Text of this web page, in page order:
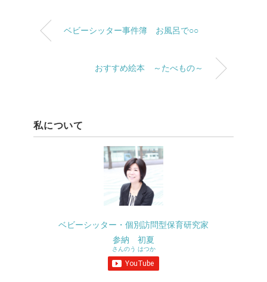
ベビーシッター事件簿 お風呂で○○
おすすめ絵本 ～たべもの～
私について
ベビーシッター・個別訪問型保育研究家
参納 初夏
さんのう はつか